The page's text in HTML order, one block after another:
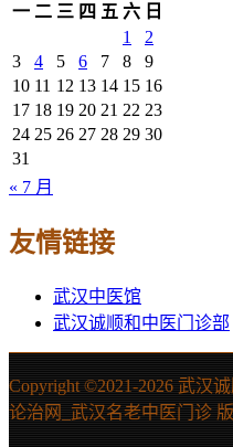
一 二 三 四 五 六 日
1
2
3
4 5 6 7 8
9
10 11 12 13 14 15 16
17 18 19 20 21 22 23
24 25 26 27 28 29 30
31
« 7 月
友情链接
武汉中医馆
武汉诚顺和中医门诊部
Copyright ©2021-2026 武汉
论治网_武汉名老中医门诊